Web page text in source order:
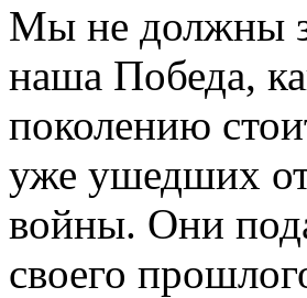
Мы не должны
наша Победа,
поколению
уже ушедших от
войны. Они
своего